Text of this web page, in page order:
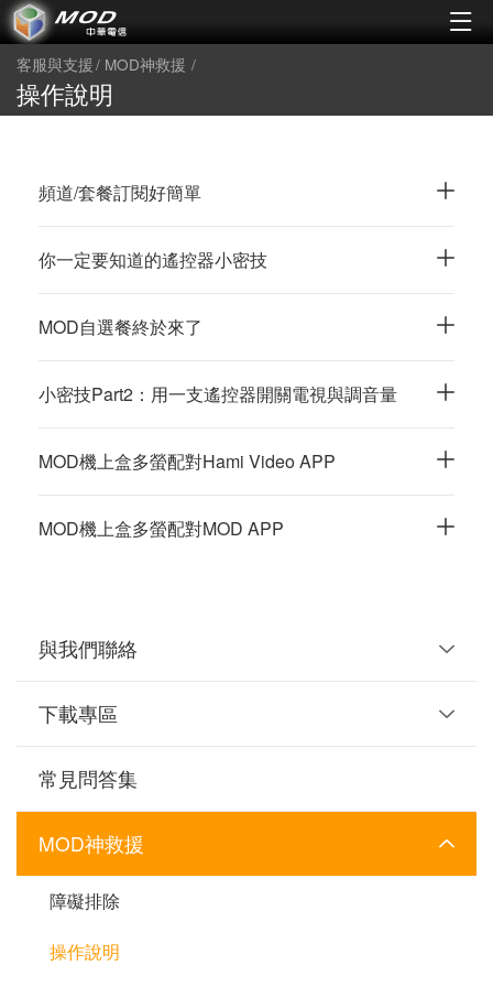
客服與支援 MOD神救援
操作說明
與我們聯絡
下載專區
常見問答集
MOD神救援
障礙排除
操作說明
頻道/套餐訂閱好簡單
你一定要知道的遙控器小密技
MOD自選餐終於來了
小密技Part2：用一支遙控器開關電視與調音量
MOD機上盒多螢配對Hami Video APP
MOD機上盒多螢配對MOD APP